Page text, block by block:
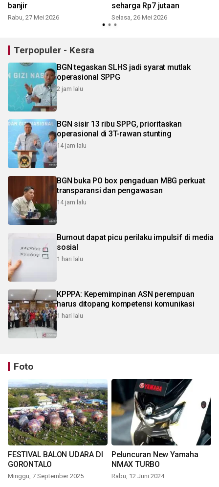
banjir
Rabu, 27 Mei 2026
seharga Rp7 jutaan
Selasa, 26 Mei 2026
Terpopuler - Kesra
BGN tegaskan SLHS jadi syarat mutlak
operasional SPPG
2 jam lalu
BGN sisir 13 ribu SPPG, prioritaskan
operasional di 3T-rawan stunting
14 jam lalu
BGN buka PO box pengaduan MBG perkuat
transparansi dan pengawasan
14 jam lalu
Burnout dapat picu perilaku impulsif di media
sosial
1 hari lalu
KPPPA: Kepemimpinan ASN perempuan
harus ditopang kompetensi komunikasi
1 hari lalu
Foto
FESTIVAL BALON UDARA DI
GORONTALO
Minggu, 7 September 2025
Peluncuran New Yamaha
NMAX TURBO
Rabu, 12 Juni 2024